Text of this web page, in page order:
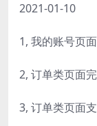
2021-01-10
1, 我的账号页
2, 订单类页面
3, 订单类页面